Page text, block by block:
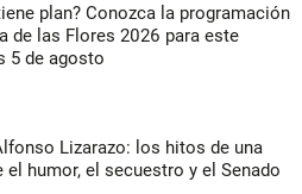
plan? Conozca la programación
de las Flores 2026 para este
5 de agosto
Lizarazo: los hitos de una
el humor, el secuestro y el Senado